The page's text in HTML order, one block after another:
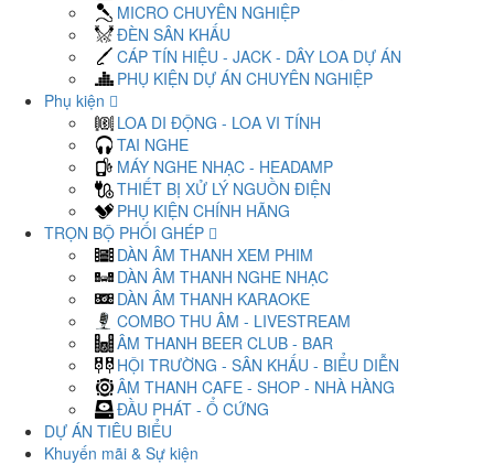
MICRO CHUYÊN NGHIỆP
ĐÈN SÂN KHẤU
CÁP TÍN HIỆU - JACK - DÂY LOA DỰ ÁN
PHỤ KIỆN DỰ ÁN CHUYÊN NGHIỆP
Phụ kiện
LOA DI ĐỘNG - LOA VI TÍNH
TAI NGHE
MÁY NGHE NHẠC - HEADAMP
THIẾT BỊ XỬ LÝ NGUỒN ĐIỆN
PHỤ KIỆN CHÍNH HÃNG
TRỌN BỘ PHỐI GHÉP
DÀN ÂM THANH XEM PHIM
DÀN ÂM THANH NGHE NHẠC
DÀN ÂM THANH KARAOKE
COMBO THU ÂM - LIVESTREAM
ÂM THANH BEER CLUB - BAR
HỘI TRƯỜNG - SÂN KHẤU - BIỂU DIỄN
ÂM THANH CAFE - SHOP - NHÀ HÀNG
ĐẦU PHÁT - Ổ CỨNG
DỰ ÁN TIÊU BIỂU
Khuyến mãi & Sự kiện